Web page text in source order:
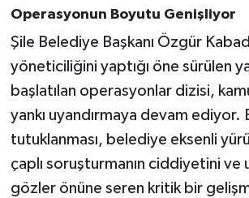
Operasyonun Boyutu Genişliyor
Şile Belediye Başkanı Özgür
yöneticiliğini yaptığı öne sürülen
başlatılan operasyonlar dizisi,
yankı uyandırmaya devam ediyor.
tutuklanması, belediye eksenli
çaplı soruşturmanın ciddiyetini ve
gözler önüne seren kritik bir